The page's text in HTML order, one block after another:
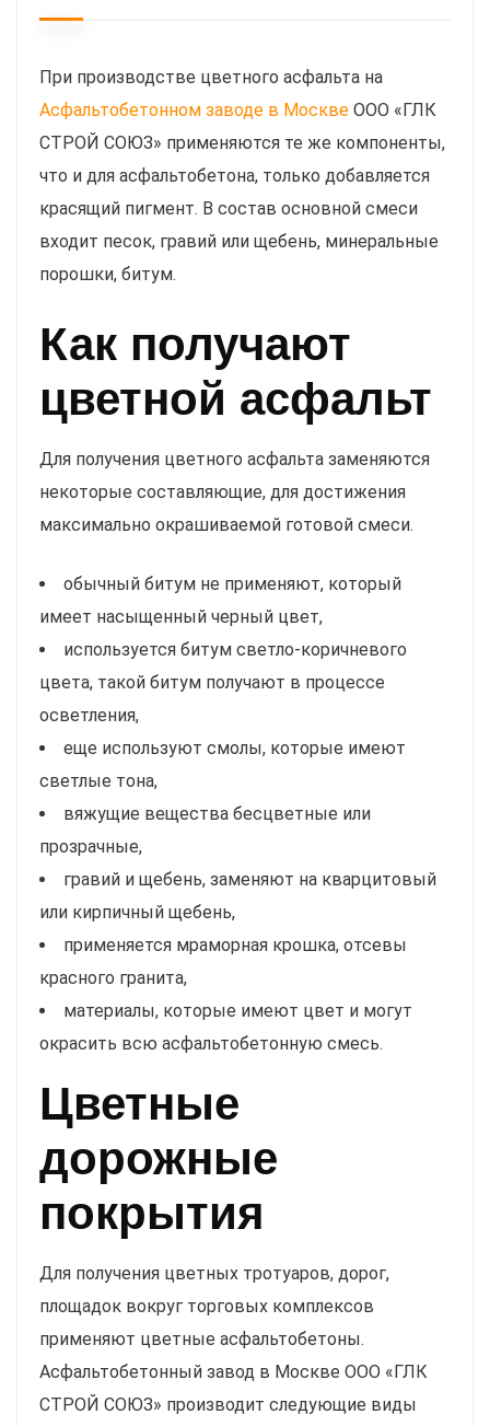
При производстве цветного асфальта на
Асфальтобетонном заводе в Москве ООО «ГЛК
СТРОЙ СОЮЗ» применяются те же компоненты,
что и для асфальтобетона, только добавляется
красящий пигмент. В состав основной смеси
входит песок, гравий или щебень, минеральные
порошки, битум.
Как получают
цветной асфальт
Для получения цветного асфальта заменяются
некоторые составляющие, для достижения
максимально окрашиваемой готовой смеси.
обычный битум не применяют, который
имеет насыщенный черный цвет,
используется битум светло-коричневого
цвета, такой битум получают в процессе
осветления,
еще используют смолы, которые имеют
светлые тона,
вяжущие вещества бесцветные или
прозрачные,
гравий и щебень, заменяют на кварцитовый
или кирпичный щебень,
применяется мраморная крошка, отсевы
красного гранита,
материалы, которые имеют цвет и могут
окрасить всю асфальтобетонную смесь.
Цветные
дорожные
покрытия
Для получения цветных тротуаров, дорог,
площадок вокруг торговых комплексов
применяют цветные асфальтобетоны.
Асфальтобетонный завод в Москве ООО «ГЛК
СТРОЙ СОЮЗ» производит следующие виды